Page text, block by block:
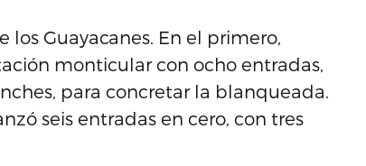
los Guayacanes. En el primero,
monticular con ocho entradas,
para concretar la blanqueada.
seis entradas en cero, con tres